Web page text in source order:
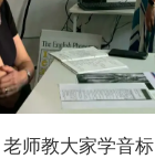
老师教大家学音标